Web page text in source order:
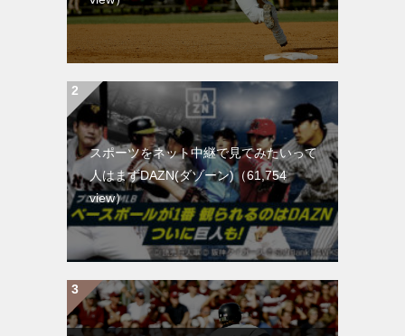
スポーツをネット中継で見てみたいって
人はまずDAZN(ダゾーン)（61,754
view）